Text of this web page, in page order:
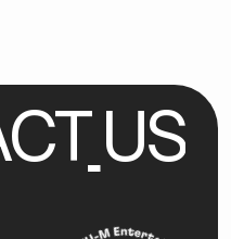
CT US